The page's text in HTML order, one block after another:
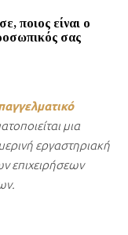
ποιος είναι ο
σας
μια
εργαστηριακή
επιχειρήσεων